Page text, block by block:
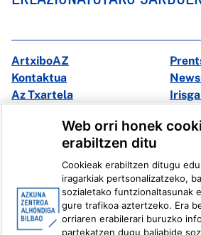
ArtxiboAZ
Kontaktua
Az Txartela
Instagram
Linkedin
Ivoox
Lege informazioa Barneko
Web orri honek
erabiltzen ditu
Cookieak erabiltzen ditugu
iragarkiak pertsonalizatzeko,
sozialetako funtzionaltasunak
gure trafikoa aztertzeko. Era
orriaren erabilerari buruzko
partekatzen dugu baliabide